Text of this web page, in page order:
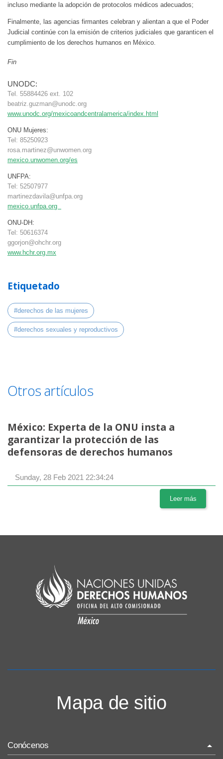
incluso mediante la adopción de protocolos médicos adecuados;
Finalmente, las agencias firmantes celebran y alientan a que el Poder
Judicial continúe con la emisión de criterios judiciales que garanticen el
cumplimiento de los derechos humanos en México.
Fin
UNODC:
Tel. 55884426 ext. 102
beatriz.guzman@unodc.org
www.unodc.org/mexicoandcentralamerica/index.html
ONU Mujeres:
Tel: 85250923
rosa.martinez@unwomen.org
mexico.unwomen.org/es
UNFPA:
Tel: 52507977
martinezdavila@unfpa.org
mexico.unfpa.org
ONU-DH:
Tel: 50616374
ggorjon@ohchr.org
www.hchr.org.mx
Etiquetado
#derechos de las mujeres
#derechos sexuales y reproductivos
Otros artículos
México: Experta de la ONU insta a
garantizar la protección de las
defensoras de derechos humanos
Sunday, 28 Feb 2021 22:34:24
Leer más
Mapa de sitio
Conócenos